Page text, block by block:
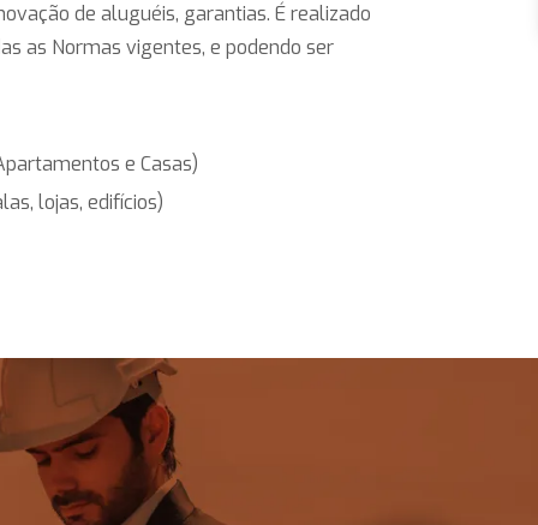
de aluguéis, garantias. É realizado
as Normas vigentes, e podendo ser
e Casas)
lojas, edifícios)